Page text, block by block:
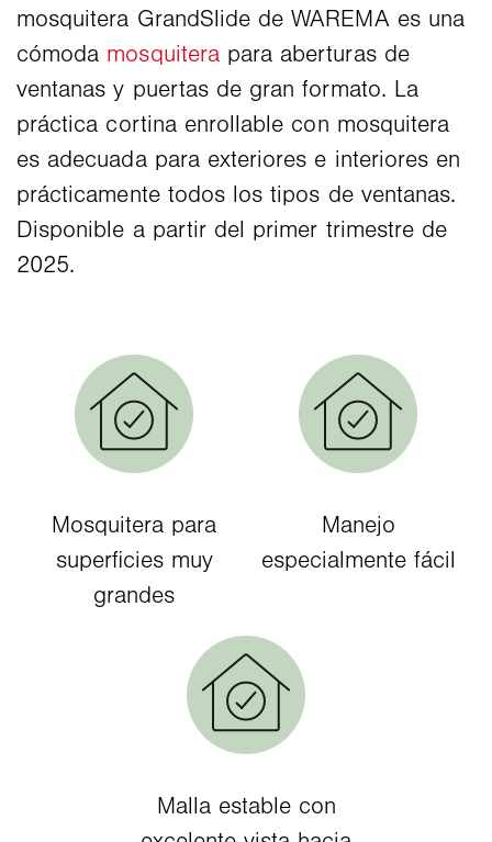
mosquitera GrandSlide de WAREMA es una
cómoda mosquiterapara aberturas de
ventanas y puertas de gran formato. La
práctica cortina enrollable con mosquitera
es adecuada para exteriores e interiores en
prácticamente todos los tipos de ventanas.
Disponible a partir del primer trimestre de
2025.